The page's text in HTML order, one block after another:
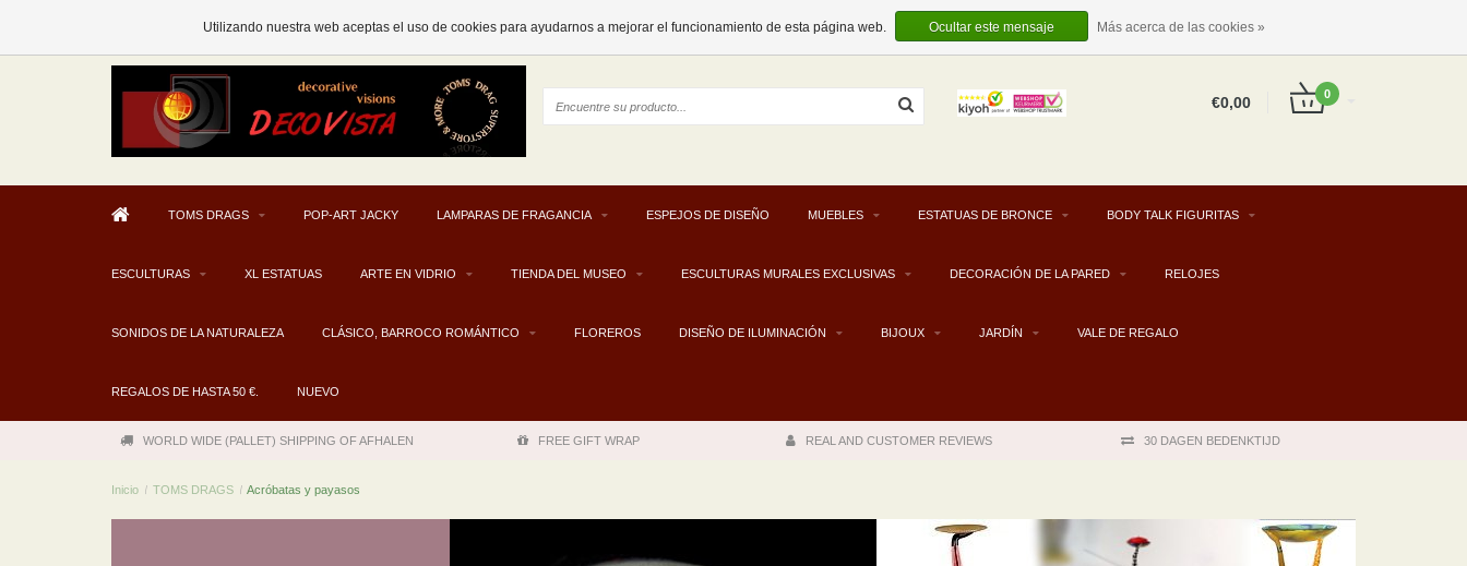
INICIAR SESIÓN
ES
EUR
€0,00 0
TOMS DRAGS POP-ART JACKY LAMPARAS DE FRAGANCIA ESPEJOS DE DISEÑO MUEBLES ESTATUAS DE BRONCE BODY TALK FIGURITAS
ESCULTURAS XL ESTATUAS ARTE EN VIDRIO TIENDA DEL MUSEO ESCULTURAS MURALES EXCLUSIVAS DECORACIÓN DE LA PARED RELOJES
SONIDOS DE LA NATURALEZA CLÁSICO, BARROCO ROMÁNTICO FLOREROS DISEÑO DE ILUMINACIÓN BIJOUX JARDÍN VALE DE REGALO
REGALOS DE HASTA 50 €. NUEVO
WORLD WIDE (PALLET) SHIPPING OF AFHALEN FREE GIFT WRAP REAL AND CUSTOMER REVIEWS 30 DAGEN BEDENKTIJD
Inicio / TOMS DRAGS / Acróbatas y payasos
Utilizando nuestra web aceptas el uso de cookies para ayudarnos a mejorar el funcionamiento de esta página web. Ocultar este mensaje Más acerca de las cookies »